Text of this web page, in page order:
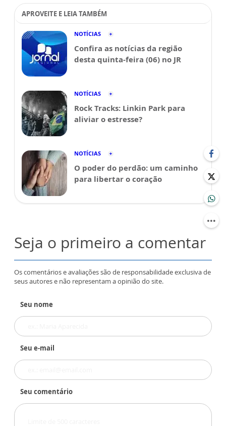
APROVEITE E LEIA TAMBÉM
NOTÍCIAS
Confira as notícias da região
desta quinta-feira (06) no JR
NOTÍCIAS
Rock Tracks: Linkin Park para
aliviar o estresse?
NOTÍCIAS
O poder do perdão: um caminho
para libertar o coração
Seja o primeiro a comentar
Os comentários e avaliações são de responsabilidade exclusiva de
seus autores e não representam a opinião do site.
Seu nome
Seu e-mail
Seu comentário